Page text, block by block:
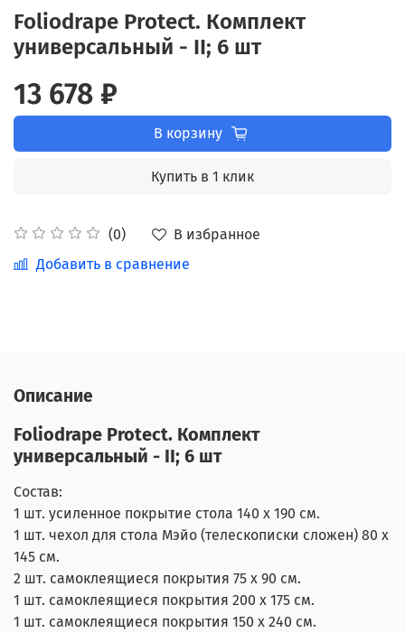
Foliodrape Protect. Комплект
универсальный - II; 6 шт
(0)
В избранное
Добавить в сравнение
13 678 ₽
В корзину
Купить в 1 клик
Описание
Foliodrape Protect. Комплект
универсальный - II; 6 шт
Состав:
1 шт. усиленное покрытие стола 140 x 190 см.
1 шт. чехол для стола Мэйo (телескописки сложен) 80 х
145 см.
2 шт. самоклеящиеся покрытия 75 x 90 см.
1 шт. самоклеящиеся покрытия 200 х 175 см.
1 шт. самоклеящиеся покрытия 150 x 240 см.